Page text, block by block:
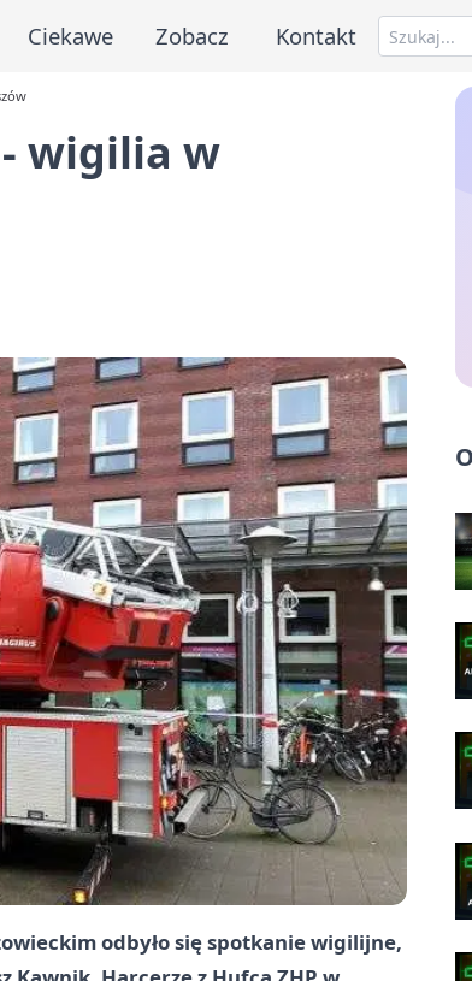
Ciekawe Zobacz Kontakt
wigilia w
odbyło się spotkanie wigilijne,